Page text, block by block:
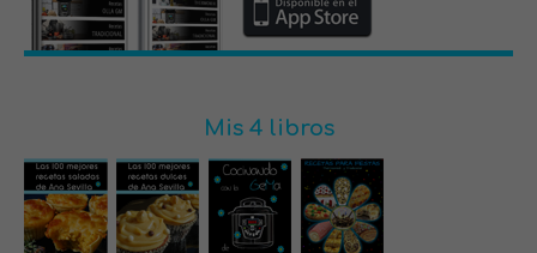
Mis 4 libros